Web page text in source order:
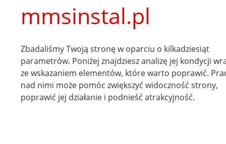
mmsinstal.pl
Zbadaliśmy Twoją stronę w oparciu o kilkadziesiąt
parametrów. Poniżej znajdziesz analizę jej kondycji
ze wskazaniem elementów, które warto poprawić.
nad nimi może pomóc zwiększyć widoczność strony,
poprawić jej działanie i podnieść atrakcyjność.